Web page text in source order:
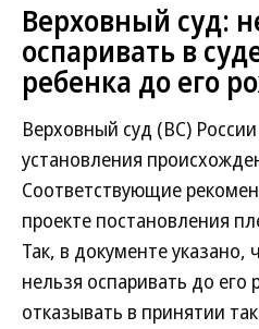
Верховный суд:
оспаривать в
ребенка до его
Верховный суд (ВС)
установления
Соответствующие
проекте постановления
Так, в документе указано,
нельзя оспаривать до
отказывать в принятии